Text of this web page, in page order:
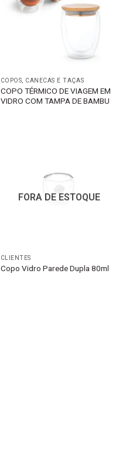
COPOS, CANECAS E TAÇAS
COPO TÉRMICO DE VIAGEM EM
VIDRO COM TAMPA DE BAMBU
FORA DE ESTOQUE
CLIENTES
Copo Vidro Parede Dupla 80ml